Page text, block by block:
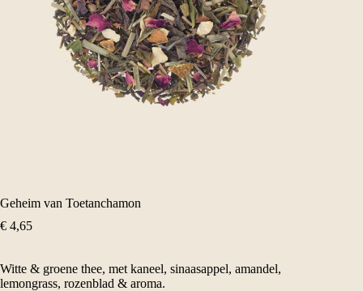
Geheim van Toetanchamon
€ 4,65
Witte & groene thee, met kaneel, sinaasappel, amandel,
lemongrass, rozenblad & aroma.